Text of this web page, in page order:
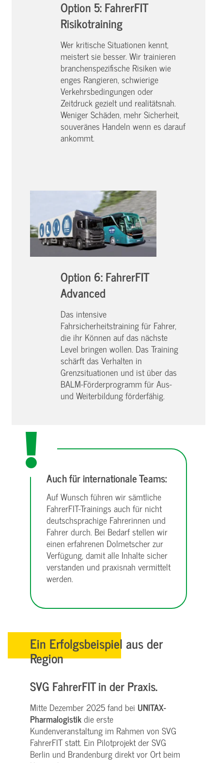
Option 5: FahrerFIT
Risikotraining
Wer kritische Situationen kennt,
meistert sie besser. Wir trainieren
branchenspezifische Risiken wie
enges Rangieren, schwierige
Verkehrsbedingungen oder
Zeitdruck gezielt und realitätsnah.
Weniger Schäden, mehr Sicherheit,
souveränes Handeln wenn es darauf
ankommt.
Option 6: FahrerFIT
Advanced
Das intensive
Fahrsicherheitstraining für Fahrer,
die ihr Können auf das nächste
Level bringen wollen. Das Training
schärft das Verhalten in
Grenzsituationen und ist über das
BALM-Förderprogramm für Aus-
und Weiterbildung förderfähig.
Auch für internationale Teams:
Auf Wunsch führen wir sämtliche
FahrerFIT-Trainings auch für nicht
deutschsprachige Fahrerinnen und
Fahrer durch. Bei Bedarf stellen wir
einen erfahrenen Dolmetscher zur
Verfügung, damit alle Inhalte sicher
verstanden und praxisnah vermittelt
werden.
Ein Erfolgsbeispiel aus der
Region
SVG FahrerFIT in der Praxis.
Mitte Dezember 2025 fand bei UNITAX-
Pharmalogistikdie erste
Kundenveranstaltung im Rahmen von SVG
FahrerFIT statt. Ein Pilotprojekt der SVG
Berlin und Brandenburg direkt vor Ort beim